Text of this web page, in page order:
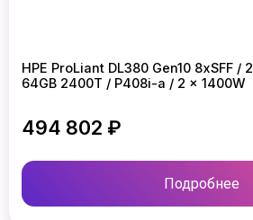
HPE ProLiant DL380 Gen10 8xSFF /
64GB 2400T / P408i-a / 2 x 1400W
494 802 ₽
Подробнее